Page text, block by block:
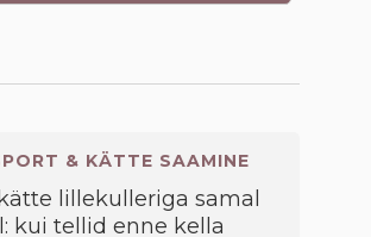
& KÄTTE SAAMINE
lillekulleriga samal
kui tellid enne kella